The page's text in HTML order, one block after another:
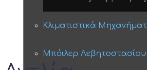
Κλιματιστικά
Μπόιλερ Λεβητοστασίου